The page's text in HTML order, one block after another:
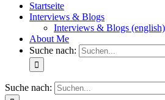
Startseite
Interviews & Blogs
Interviews & Blogs (english)
About Me
Suche nach:
Suche nach: